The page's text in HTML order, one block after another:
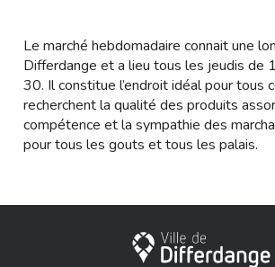
Le marché hebdomadaire connait une
Differdange et a lieu tous les jeudis de
30. Il constitue l’endroit idéal pour tous
recherchent la qualité des produits
compétence et la sympathie des
pour tous les gouts et tous les palais.
Stadt Differdingen